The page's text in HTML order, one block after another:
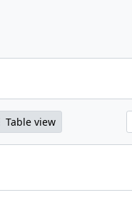
Table view